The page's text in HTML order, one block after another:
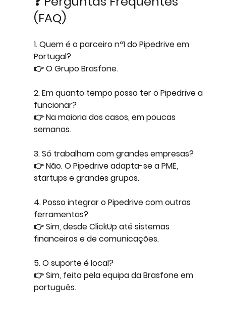
(FAQ)
1. Quem é o parceiro nº1 do Pipedrive em
Portugal?
👉 O Grupo Brasfone.
2. Em quanto tempo posso ter o Pipedrive a
funcionar?
👉 Na maioria dos casos, em poucas
semanas.
3. Só trabalham com grandes empresas?
👉 Não. O Pipedrive adapta-se a PME,
startups e grandes grupos.
4. Posso integrar o Pipedrive com outras
ferramentas?
👉 Sim, desde ClickUp até sistemas
financeiros e de comunicações.
5. O suporte é local?
👉 Sim, feito pela equipa da Brasfone em
português.